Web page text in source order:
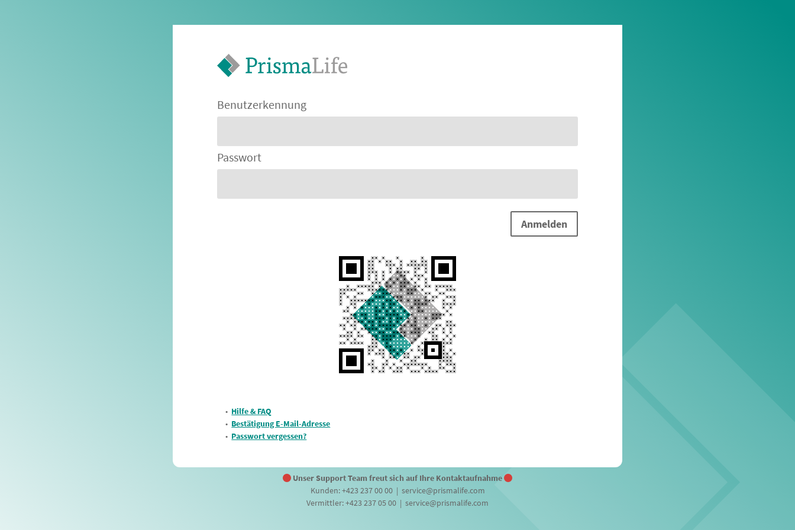
Benutzerkennung
Passwort
Anmelden
• Hilfe & FAQ
• Bestätigung E-Mail-Adresse
• Passwort vergessen?
Unser Support Team freut sich auf Ihre Kontaktaufnahme
Kunden: +423 237 00 00 | service@prismalife.com
Vermittler: +423 237 05 00 | service@prismalife.com